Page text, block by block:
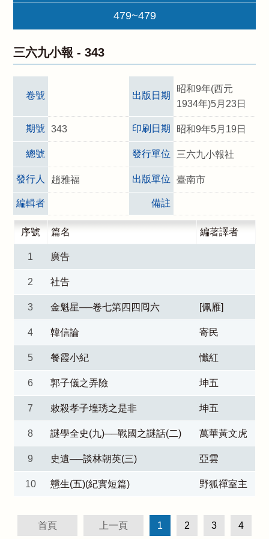
479~479
三六九小報 -343
卷號 出版日期
昭和9年(西元
1934年)5月23日
期號 343 印刷日期 昭和9年5月19日
總號 發行單位 三六九小報社
發行人 趙雅福 出版單位 臺南市
編輯者 備註
序號 篇名 編著譯者
1 廣告
2 社告
3 金魁星──卷七第四四囘六 [佩雁]
4 韓信論 寄民
5 餐霞小紀 懺紅
6 郭子儀之弄險 坤五
7 敕殺孝子堭琇之是非 坤五
8 謎學全史(九)──戰國之謎話(二) 萬華黃文虎
9 史遺──談林朝英(三) 亞雲
10 戇生(五)(紀實短篇) 野狐禪室主
首頁 上一頁 1 2 3 4